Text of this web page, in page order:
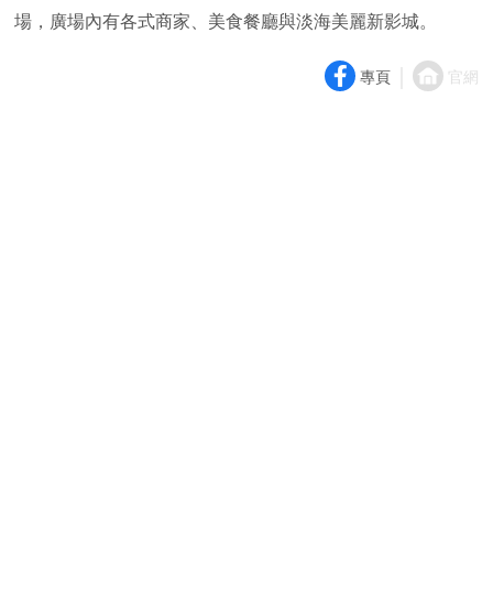
場，廣場內有各式商家、美食餐廳與淡海美麗新影城。
專頁｜ 官網